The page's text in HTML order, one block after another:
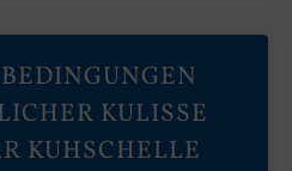
KULISSE
KUHSCHELLE